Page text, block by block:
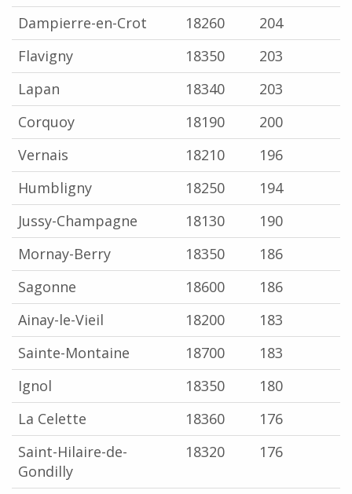
Dampierre-en-Crot
18260
204
Flavigny
18350
203
Lapan
18340
203
Corquoy
18190
200
Vernais
18210
196
Humbligny
18250
194
Jussy-Champagne
18130
190
Mornay-Berry
18350
186
Sagonne
18600
186
Ainay-le-Vieil
18200
183
Sainte-Montaine
18700
183
Ignol
18350
180
La Celette
18360
176
Saint-Hilaire-de-
Gondilly
18320 176